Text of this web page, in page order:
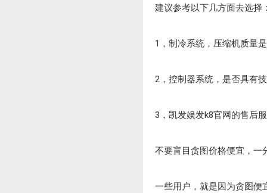
建议参考以下几方面去选择
1，制冷系统，压缩机质量
2，控制器系统，是否具有
3，凯发娱发k8官网的售后
不要盲目贪图价格便宜，一
一些用户，就是因为贪图便